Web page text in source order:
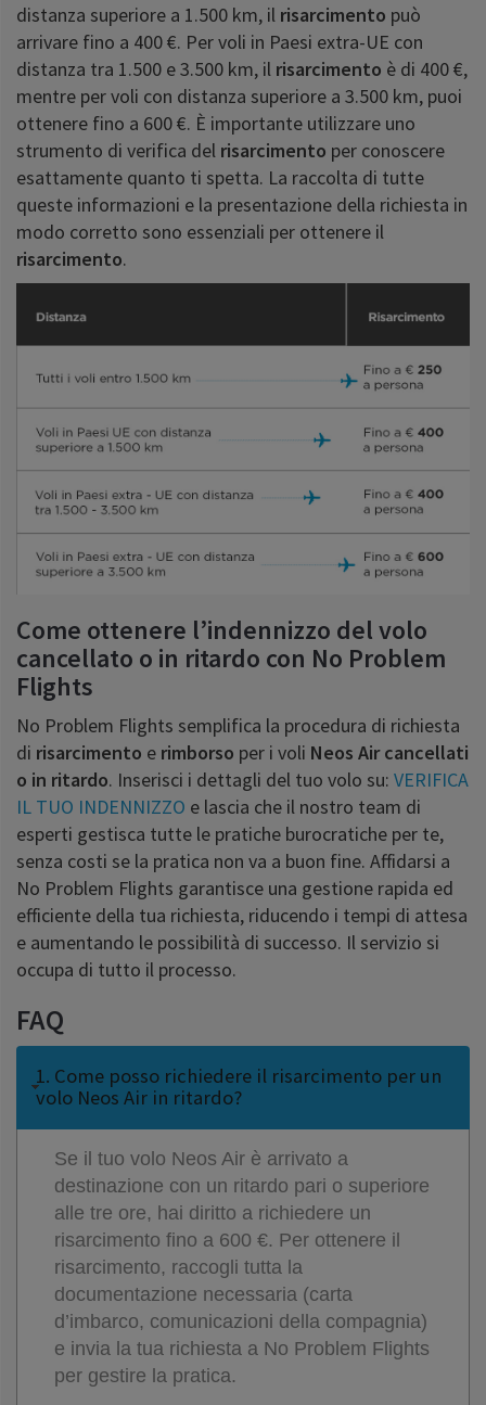
distanza superiore a 1.500 km, il risarcimento può
arrivare fino a 400 €. Per voli in Paesi extra-UE con
distanza tra 1.500 e 3.500 km, il risarcimento è di 400 €,
mentre per voli con distanza superiore a 3.500 km, puoi
ottenere fino a 600 €. È importante utilizzare uno
strumento di verifica del risarcimento per conoscere
esattamente quanto ti spetta. La raccolta di tutte
queste informazioni e la presentazione della richiesta in
modo corretto sono essenziali per ottenere il
risarcimento.
Come ottenere l’indennizzo del volo
cancellato o in ritardo con No Problem
Flights
No Problem Flights semplifica la procedura di richiesta
di risarcimento e rimborso per i voli Neos Air cancellati
o in ritardo. Inserisci i dettagli del tuo volo su: VERIFICA
IL TUO INDENNIZZO e lascia che il nostro team di
esperti gestisca tutte le pratiche burocratiche per te,
senza costi se la pratica non va a buon fine. Affidarsi a
No Problem Flights garantisce una gestione rapida ed
efficiente della tua richiesta, riducendo i tempi di attesa
e aumentando le possibilità di successo. Il servizio si
occupa di tutto il processo.
FAQ
1. Come posso richiedere il risarcimento per un
volo Neos Air in ritardo?
Se il tuo volo Neos Air è arrivato a
destinazione con un ritardo pari o superiore
alle tre ore, hai diritto a richiedere un
risarcimento fino a 600 €. Per ottenere il
risarcimento, raccogli tutta la
documentazione necessaria (carta
d’imbarco, comunicazioni della compagnia)
e invia la tua richiesta a No Problem Flights
per gestire la pratica.